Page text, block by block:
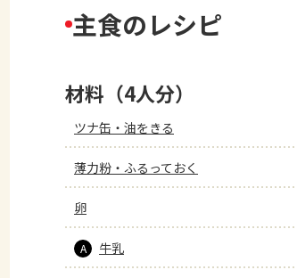
主食のレシピ
材料（4人分）
ツナ缶・油をきる
薄力粉・ふるっておく
卵
A 牛乳